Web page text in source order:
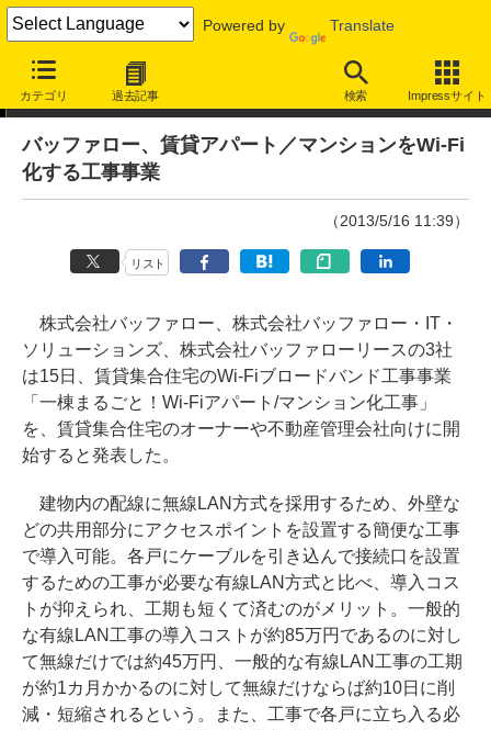
Powered by Translate
カテゴリ 過去記事 検索 Impressサイト
ニュース
バッファロー、賃貸アパート／マンションをWi-Fi
化する工事事業
（2013/5/16 11:39）
リスト
株式会社バッファロー、株式会社バッファロー・IT・
ソリューションズ、株式会社バッファローリースの3社
は15日、賃貸集合住宅のWi-Fiブロードバンド工事事業
「一棟まるごと！Wi-Fiアパート/マンション化工事」
を、賃貸集合住宅のオーナーや不動産管理会社向けに開
始すると発表した。
建物内の配線に無線LAN方式を採用するため、外壁な
どの共用部分にアクセスポイントを設置する簡便な工事
で導入可能。各戸にケーブルを引き込んで接続口を設置
するための工事が必要な有線LAN方式と比べ、導入コス
トが抑えられ、工期も短くて済むのがメリット。一般的
な有線LAN工事の導入コストが約85万円であるのに対し
て無線だけでは約45万円、一般的な有線LAN工事の工期
が約1カ月かかるのに対して無線だけならば約10日に削
減・短縮されるという。また、工事で各戸に立ち入る必